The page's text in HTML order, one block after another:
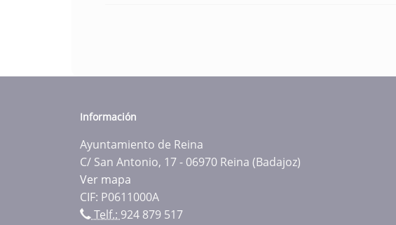
Información
Ayuntamiento de Reina
C/ San Antonio, 17 - 06970 Reina (Badajoz)
Ver mapa
CIF: P0611000A
Telf.:924 879 517